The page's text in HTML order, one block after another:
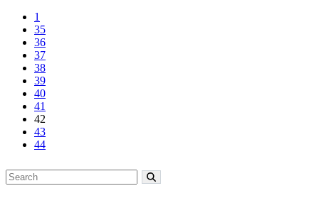
1
35
36
37
38
39
40
41
42
43
44